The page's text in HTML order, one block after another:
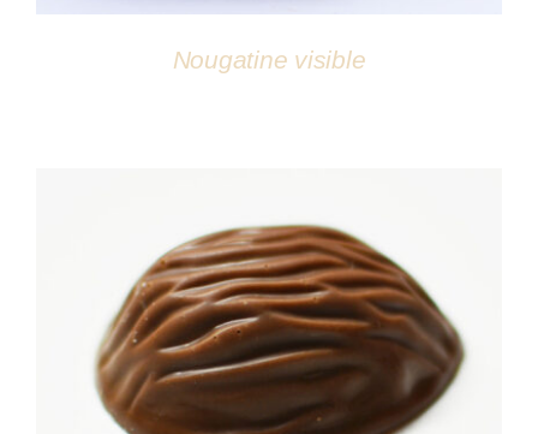
Nougatine visible
DÉTAILS